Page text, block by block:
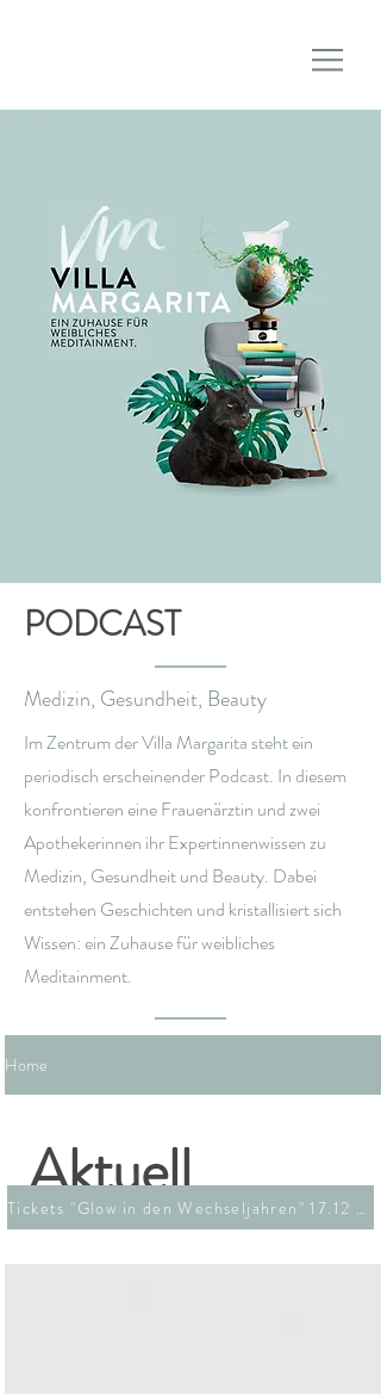
PODCAST
Medizin, Gesundheit, Beauty
Im Zentrum der Villa Margarita steht ein
periodisch erscheinender Podcast. In diesem
konfrontieren eine Frauenärztin und zwei
Apothekerinnen ihr Expertinnenwissen zu
Medizin, Gesundheit und Beauty. Dabei
entstehen Geschichten und kristallisiert sich
Wissen: ein Zuhause für weibliches
Meditainment.
Home
Aktuell Tickets "Glow in den Wechseljahren" 17.12 26